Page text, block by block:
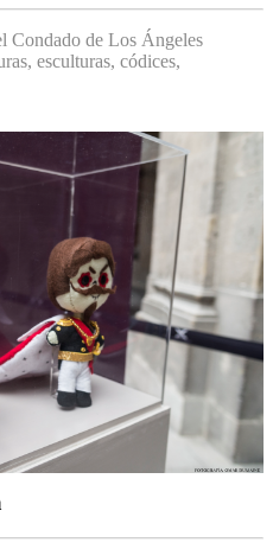
Condado de Los Ángeles
esculturas, códices,